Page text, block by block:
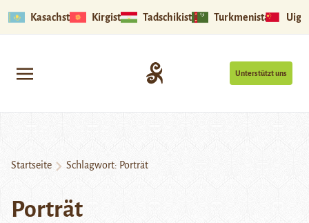
Kasachstan Kirgistan Tadschikistan Turkmenistan
Unterstützt uns
Startseite Schlagwort: Porträt
Porträt